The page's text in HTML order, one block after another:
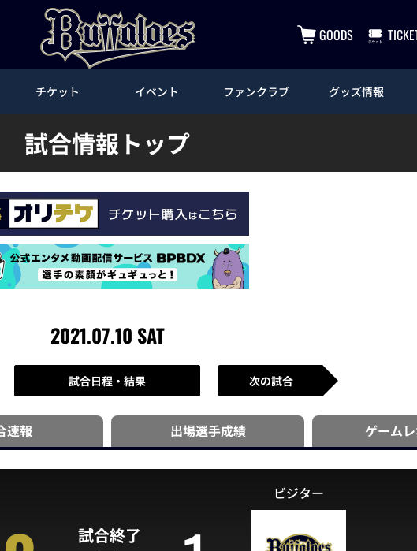
GOODS
チケット イベント ファンクラブ グッズ情報
試合情報トップ
2021.07.10 SAT
試合日程・結果 次の試合
速報 出場選手成績 ゲーム
試合終了
ビジター